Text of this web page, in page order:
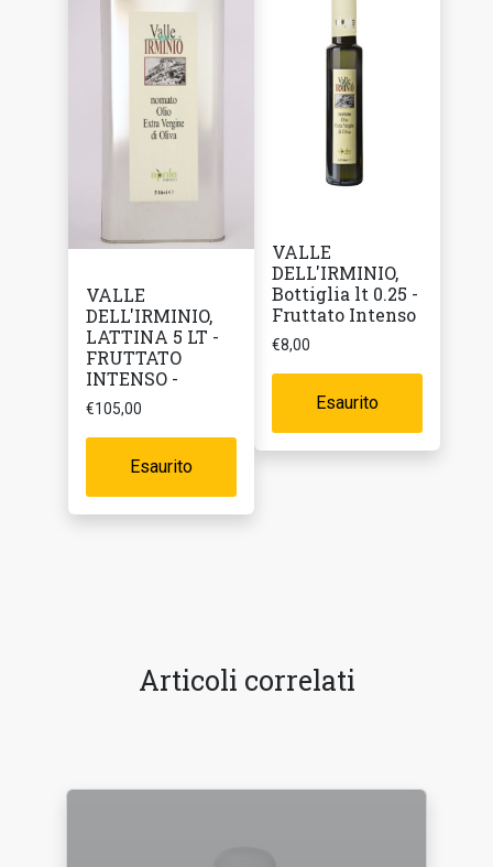
VALLE
DELL'IRMINIO,
Bottiglia lt 0.25 -
Fruttato Intenso
€8,00
Esaurito
VALLE
DELL'IRMINIO,
LATTINA 5 LT -
FRUTTATO
INTENSO -
€105,00
Esaurito
Articoli correlati